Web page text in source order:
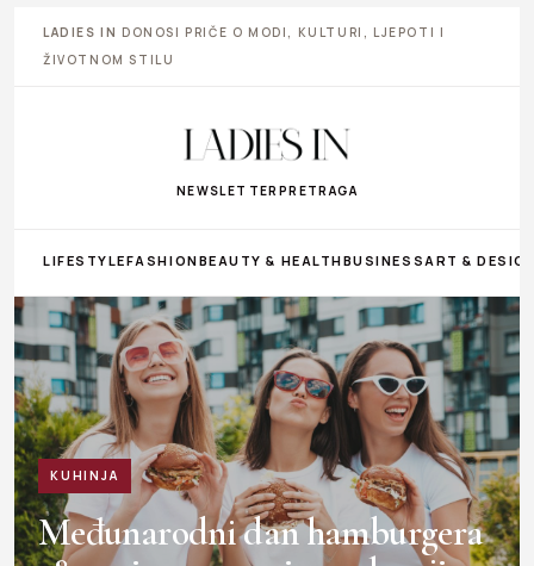
LADIES IN DONOSI PRIČE O MODI, KULTURI, LJEPOTI I
ŽIVOTNOM STILU
NEWSLETTER PRETRAGA
LIFESTYLEFASHIONBEAUTY & HEALTHBUSINESS ART &
KUHINJA
Međunarodni dan hamburgera